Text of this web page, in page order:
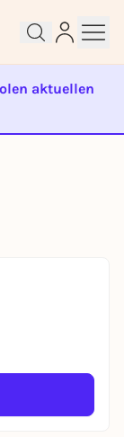
aktuellen
in
account.